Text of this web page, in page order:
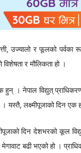
उज्यालो र फूलको
र मौलिकता हो ।
हुन् । नेपाल विद्युत्
यस्तै, लक्ष्मीपूजाको दिन एक
दिन देशभरको कूल
बढी भएको हो ।